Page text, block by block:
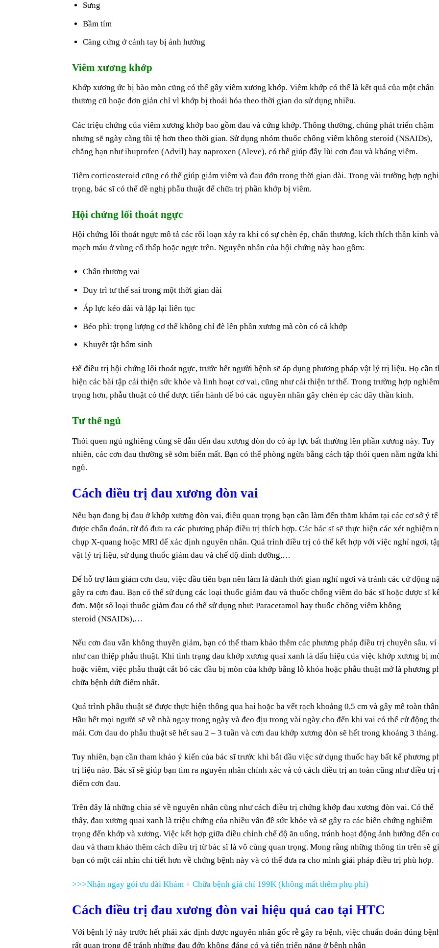
Sưng
Bầm tím
Căng cứng ở cánh tay bị ảnh hưởng
Viêm xương khớp
Khớp xương ức bị bào mòn cũng có thể gây viêm xương khớp. Viêm khớp có thể là kết quả của một chấn
thương cũ hoặc đơn giản chỉ vì khớp bị thoái hóa theo thời gian do sử dụng nhiều.
Các triệu chứng của viêm xương khớp bao gồm đau và cứng khớp. Thông thường, chúng phát triển chậm
nhưng sẽ ngày càng tồi tệ hơn theo thời gian. Sử dụng nhóm thuốc chống viêm không steroid (NSAIDs),
chẳng hạn như ibuprofen (Advil) hay naproxen (Aleve), có thể giúp đẩy lùi cơn đau và kháng viêm.
Tiêm corticosteroid cũng có thể giúp giảm viêm và đau đớn trong thời gian dài. Trong vài trường hợp
trọng, bác sĩ có thể đề nghị phẫu thuật để chữa trị phần khớp bị viêm.
Hội chứng lối thoát ngực
Hội chứng lối thoát ngực mô tả các rối loạn xảy ra khi có sự chèn ép, chấn thương, kích thích thần kinh và
mạch máu ở vùng cổ thấp hoặc ngực trên. Nguyên nhân của hội chứng này bao gồm:
Chấn thương vai
Duy trì tư thế sai trong một thời gian dài
Áp lực kéo dài và lặp lại liên tục
Béo phì: trọng lượng cơ thể không chỉ đè lên phần xương mà còn có cả khớp
Khuyết tật bẩm sinh
Để điều trị hội chứng lối thoát ngực, trước hết người bệnh sẽ áp dụng phương pháp vật lý trị liệu. Họ cần
hiện các bài tập cải thiện sức khỏe và linh hoạt cơ vai, cũng như cải thiện tư thế. Trong trường hợp nghiêm
trọng hơn, phẫu thuật có thể được tiến hành để bỏ các nguyên nhân gây chèn ép các dây thần kinh.
Tư thế ngủ
Thói quen ngủ nghiêng cũng sẽ dẫn đến đau xương đòn do có áp lực bất thường lên phần xương này. Tuy
nhiên, các cơn đau thường sẽ sớm biến mất. Bạn có thể phòng ngừa bằng cách tập thói quen nằm ngửa khi
ngủ.
Cách điều trị đau xương đòn vai
Nếu bạn đang bị đau ở khớp xương đòn vai, điều quan trọng bạn cần làm đến thăm khám tại các cơ sở ý
được chẩn đoán, từ đó đưa ra các phương pháp điều trị thích hợp. Các bác sĩ sẽ thực hiện các xét nghiệm
chụp X-quang hoặc MRI để xác định nguyên nhân. Quá trình điều trị có thể kết hợp với việc nghỉ ngơi,
vật lý trị liệu, sử dụng thuốc giảm đau và chế độ dinh dưỡng,…
Để hỗ trợ làm giảm cơn đau, việc đầu tiên bạn nên làm là dành thời gian nghỉ ngơi và tránh các cử động
gây ra cơn đau. Bạn có thể sử dụng các loại thuốc giảm đau và thuốc chống viêm do bác sĩ hoặc dược sĩ
đơn. Một số loại thuốc giảm đau có thể sử dụng như: Paracetamol hay thuốc chống viêm không
steroid (NSAIDs),…
Nếu cơn đau vẫn không thuyên giảm, bạn có thể tham khảo thêm các phương pháp điều trị chuyên sâu, ví
như can thiệp phẫu thuật. Khi tình trạng đau khớp xương quai xanh là dấu hiệu của việc khớp xương bị
hoặc viêm, việc phẫu thuật cắt bỏ các đầu bị mòn của khớp bằng lỗ khóa hoặc phẫu thuật mở là phương
chữa bệnh dứt điểm nhất.
Quá trình phẫu thuật sẽ được thực hiện thông qua hai hoặc ba vết rạch khoảng 0,5 cm và gây mê toàn
Hầu hết mọi người sẽ về nhà ngay trong ngày và đeo địu trong vài ngày cho đến khi vai có thể cử động
mái. Cơn đau do phẫu thuật sẽ hết sau 2 – 3 tuần và cơn đau khớp xương đòn sẽ hết trong khoảng 3 tháng.
Tuy nhiên, bạn cần tham khảo ý kiến ​​của bác sĩ trước khi bắt đầu việc sử dụng thuốc hay bất kể phương
trị liệu nào. Bác sĩ sẽ giúp bạn tìm ra nguyên nhân chính xác và có cách điều trị an toàn cũng như điều trị
điểm cơn đau.
Trên đây là những chia sẻ về nguyên nhân cũng như cách điều trị chứng khớp đau xương đòn vai. Có thể
thấy, đau xương quai xanh là triệu chứng của nhiều vấn đề sức khỏe và sẽ gây ra các biến chứng nghiêm
trọng đến khớp và xương. Việc kết hợp giữa điều chỉnh chế độ ăn uống, tránh hoạt động ảnh hưởng đến
đau và tham khảo thêm cách điều trị từ bác sĩ là vô cùng quan trọng. Mong rằng những thông tin trên sẽ
bạn có một cái nhìn chi tiết hơn về chứng bệnh này và có thể đưa ra cho mình giải pháp điều trị phù hợp.
>>>Nhận ngay gói ưu đãi Khám + Chữa bệnh giá chỉ 199K (không mất thêm phụ phí)
Cách điều trị đau xương đòn vai hiệu quả cao tại HTC
Với bệnh lý này trước hết phải xác định được nguyên nhân gốc rễ gây ra bệnh, việc chuẩn đoán đúng
rất quan trọng để tránh những đau đớn không đáng có và tiến triển nặng ở bệnh nhân